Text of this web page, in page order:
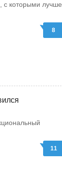
с которыми лучше
8
11